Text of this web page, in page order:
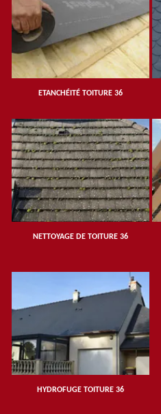
ETANCHÉITÉ TOITURE 36
NETTOYAGE DE TOITURE 36
HYDROFUGE TOITURE 36